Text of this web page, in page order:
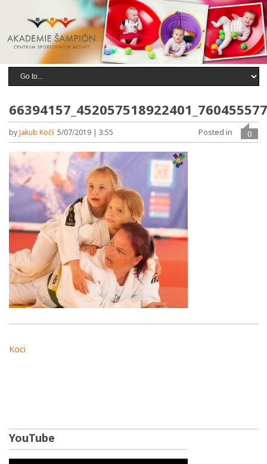
byJakub Kočí 5/07/2019 | 3:55 0
Posted in
Koci
YouTube